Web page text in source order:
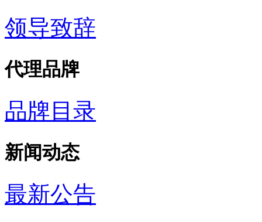
领导致辞
代理品牌
品牌目录
新闻动态
最新公告